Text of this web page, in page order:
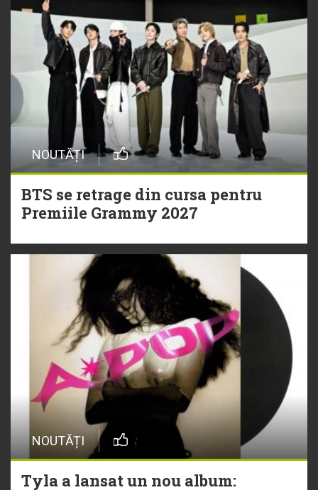
NOUTĂȚI
BTS se retrage din cursa pentru
Premiile Grammy 2027
NOUTĂȚI
Tyla a lansat un nou album: